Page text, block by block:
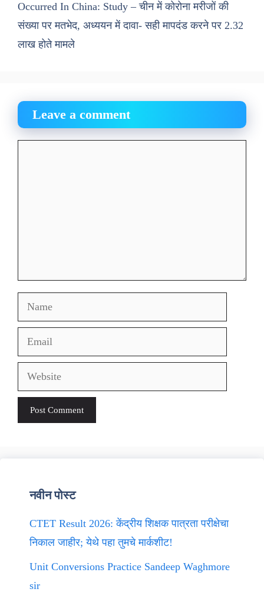
Occurred In China: Study – चीन में कोरोना मरीजों की
संख्या पर मतभेद, अध्ययन में दावा- सही मापदंड करने पर 2.32
लाख होते मामले
Leave a comment
Name
Email
Website
नवीन पोस्ट
CTET Result 2026: केंद्रीय शिक्षक पात्रता परीक्षेचा
निकाल जाहीर; येथे पहा तुमचे मार्कशीट!
Unit Conversions Practice Sandeep Waghmore
sir